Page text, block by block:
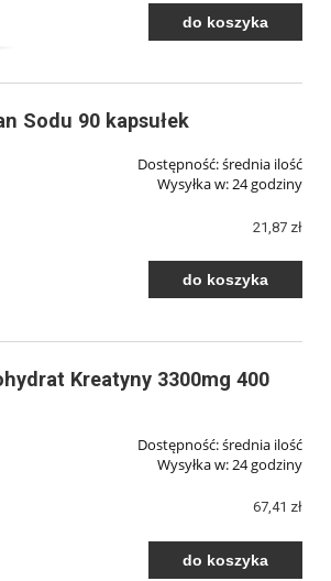
do koszyka
Sodu 90 kapsułek
Dostępność:średnia ilość
Wysyłka w:24 godziny
21,87 zł
do koszyka
Kreatyny 3300mg 400
Dostępność:średnia ilość
Wysyłka w: 24 godziny
67,41 zł
do koszyka